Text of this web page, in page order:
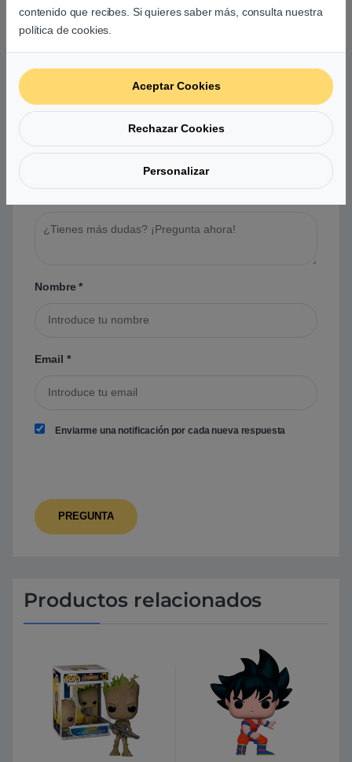
Preguntas y respuestas de los
usuarios sobre este producto
Nombre*
Email *
Enviarme una notificación por cada nueva respuesta
Productos relacionados
contenido que recibes. Si quieres saber más, consulta nuestra
política de cookies.
Aceptar Cookies
Rechazar Cookies
Personalizar